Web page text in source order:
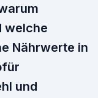
welche
Nährwerte in
und